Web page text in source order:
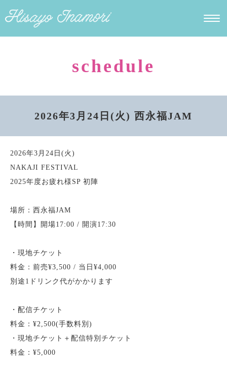
schedule
2026年3月24日(火) 西永福JAM
2026年3月24日(火)
NAKAJI FESTIVAL
2025年度お疲れ様SP 初陣
場所：西永福JAM
【時間】開場17:00 / 開演17:30
・現地チケット
料金：前売¥3,500 / 当日¥4,000
別途1ドリンク代がかかります
・配信チケット
料金：¥2,500(手数料別)
・現地チケット＋配信特別チケット
料金：¥5,000